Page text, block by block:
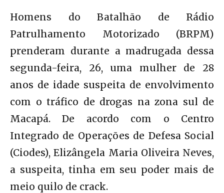
Homens do Batalhão de Rádio
Patrulhamento Motorizado (BRPM)
prenderam durante a madrugada dessa
segunda-feira, 26, uma mulher de 28
anos de idade suspeita de envolvimento
com o tráfico de drogas na zona sul de
Macapá. De acordo com o Centro
Integrado de Operações de Defesa Social
(Ciodes), Elizângela Maria Oliveira Neves,
a suspeita, tinha em seu poder mais de
meio quilo de crack.